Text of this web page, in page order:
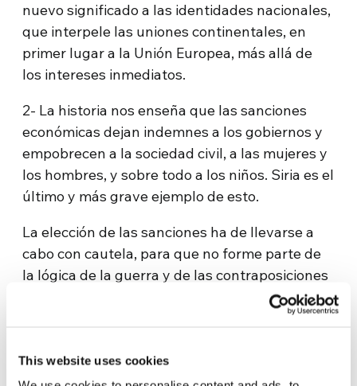
This website uses cookies
nuevo significado a las identidades nacionales,
que interpele las uniones continentales, en
primer lugar a la Unión Europea, más allá de
los intereses inmediatos.
2- La historia nos enseña que las sanciones
económicas dejan indemnes a los gobiernos y
empobrecen a la sociedad civil, a las mujeres y
los hombres, y sobre todo a los niños. Siria es el
último y más grave ejemplo de esto.
La elección de las sanciones ha de llevarse a
cabo con cautela, para que no forme parte de
la lógica de la guerra y de las contraposiciones
de fuerza. La política debe saber controlar los
circuitos de las armas y de la industria del